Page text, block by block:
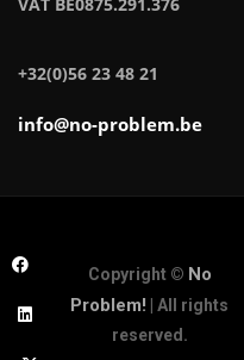
+32(0)56 23 48 21
info@no-problem.be
Copyright © No
Problem! | All rights
reserved.